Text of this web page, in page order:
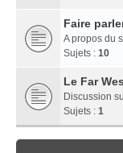
Faire
A propos du
Sujets : 10
Le Far
Discussion
Sujets : 1